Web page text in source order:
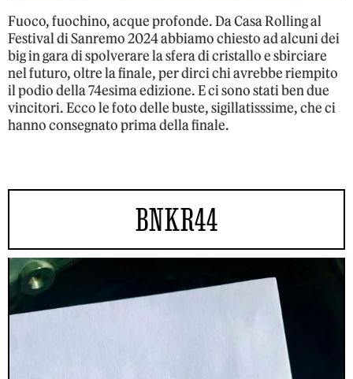
Fuoco, fuochino, acque profonde. Da Casa Rolling al
Festival di Sanremo 2024 abbiamo chiesto ad alcuni dei
big in gara di spolverare la sfera di cristallo e sbirciare
nel futuro, oltre la finale, per dirci chi avrebbe riempito
il podio della 74esima edizione. E ci sono stati ben due
vincitori. Ecco le foto delle buste, sigillatisssime, che ci
hanno consegnato prima della finale.
BNKR44